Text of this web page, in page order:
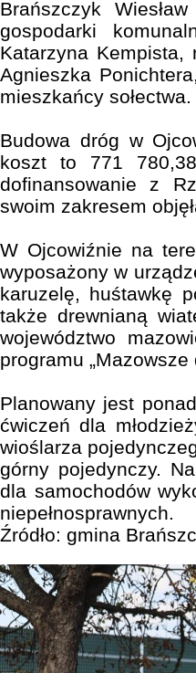
Brańszczyk
gospodarki
Katarzyna Kempista,
Agnieszka
mieszkańcy sołectwa.
Budowa dróg w
koszt to 771
dofinansowanie z
swoim zakresem
W Ojcowiźnie na
wyposażony w
karuzelę, huśtawkę
także drewnianą
województwo
programu „Mazowsze
Planowany jest
ćwiczeń dla
wioślarza
górny pojedynczy.
dla samochodów
niepełnosprawnych.
Źródło: gmina